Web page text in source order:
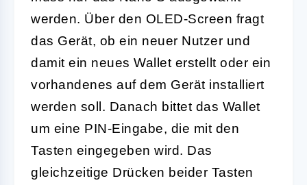
werden. Über den OLED-Screen fragt
das Gerät, ob ein neuer Nutzer und
damit ein neues Wallet erstellt oder ein
vorhandenes auf dem Gerät installiert
werden soll. Danach bittet das Wallet
um eine PIN-Eingabe, die mit den
Tasten eingegeben wird. Das
gleichzeitige Drücken beider Tasten